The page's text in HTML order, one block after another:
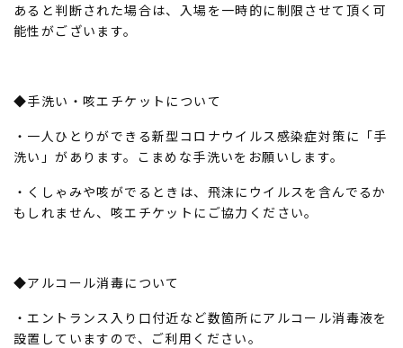
あると判断された場合は、入場を一時的に制限させて頂く可
能性がございます。
◆手洗い・咳エチケットについて
・一人ひとりができる新型コロナウイルス感染症対策に「手
洗い」があります。こまめな手洗いをお願いします。
・くしゃみや咳がでるときは、飛沫にウイルスを含んでるか
もしれません、咳エチケットにご協力ください。
◆アルコール消毒について
・エントランス入り口付近など数箇所にアルコール消毒液を
設置していますので、ご利用ください。